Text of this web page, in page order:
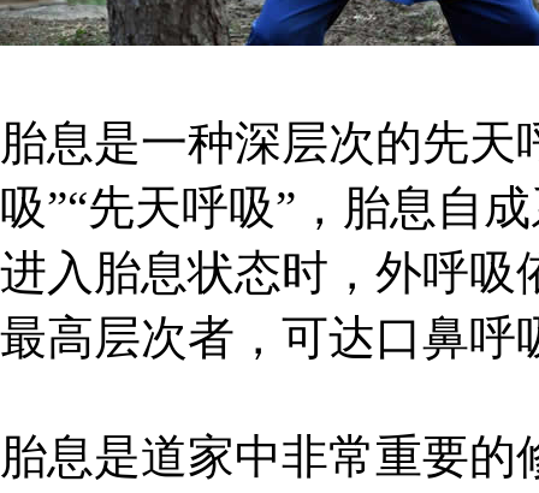
胎息是一种深层次的先天
吸”“先天呼吸”，胎息自
进入胎息状态时，外呼吸
最高层次者，可达口鼻呼
胎息是道家中非常重要